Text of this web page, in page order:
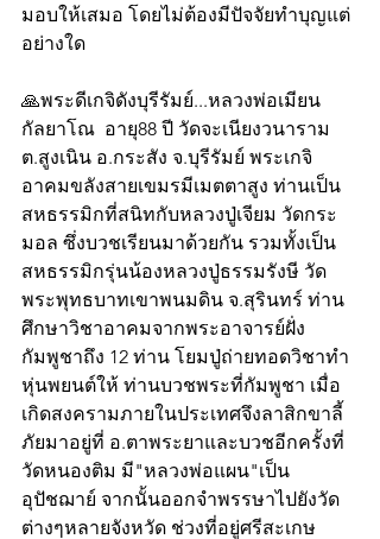
มอบให้เสมอ โดยไม่ต้องมีปัจจัยทำบุญแต่
อย่างใด
🙏พระดีเกจิดังบุรีรัมย์...หลวงพ่อเมียน
กัลยาโณ  อายุ88 ปี วัดจะเนียงวนาราม
ต.สูงเนิน อ.กระสัง จ.บุรีรัมย์ พระเกจิ
อาคมขลังสายเขมรมีเมตตาสูง ท่านเป็น
สหธรรมิกที่สนิทกับหลวงปู่เจียม วัดกระ
มอล ซึ่งบวชเรียนมาด้วยกัน รวมทั้งเป็น
สหธรรมิกรุ่นน้องหลวงปู่ธรรมรังษี วัด
พระพุทธบาทเขาพนมดิน จ.สุรินทร์ ท่าน
ศึกษาวิชาอาคมจากพระอาจารย์ฝั่ง
กัมพูชาถึง 12 ท่าน โยมปู่ถ่ายทอดวิชาทำ
หุ่นพยนต์ให้ ท่านบวชพระที่กัมพูชา เมื่อ
เกิดสงครามภายในประเทศจึงลาสิกขาลี้
ภัยมาอยู่ที่ อ.ตาพระยาและบวชอีกครั้งที่
วัดหนองติม มี"หลวงพ่อแผน"เป็น
อุปัชฌาย์ จากนั้นออกจำพรรษาไปยังวัด
ต่างๆหลายจังหวัด ช่วงที่อยู่ศรีสะเกษ